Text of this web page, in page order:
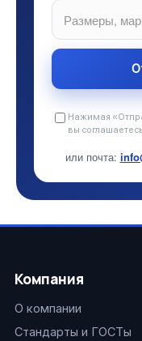
Нажимая
вы
или почта:
Компания
О компании
Стандарты и ГОСТы